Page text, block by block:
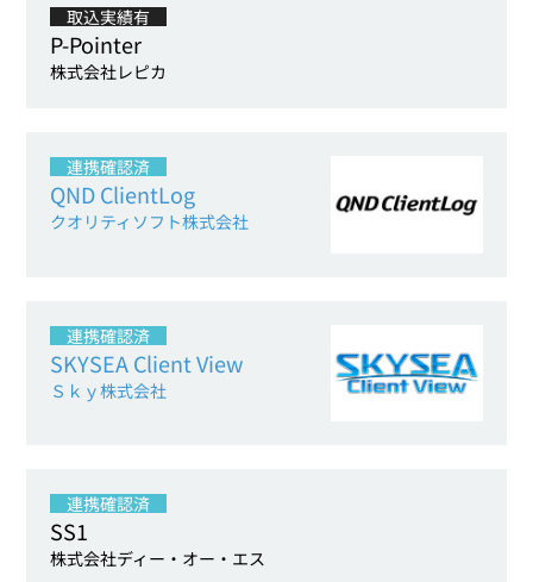
取込実績有
P-Pointer
株式会社レピカ
連携確認済
QND ClientLog
クオリティソフト株式会社
連携確認済
SKYSEA Client View
Ｓｋｙ株式会社
連携確認済
SS1
株式会社ディー・オー・エス